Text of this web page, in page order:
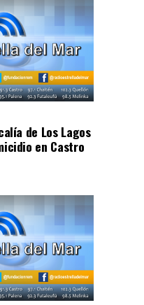
de Los Lagos
en Castro